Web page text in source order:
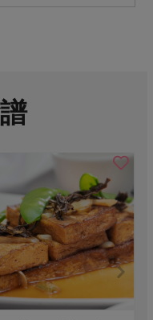
三道料理，大家快